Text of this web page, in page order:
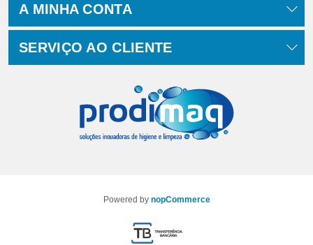
A MINHA CONTA
SERVIÇO AO CLIENTE
Powered by nopCommerce